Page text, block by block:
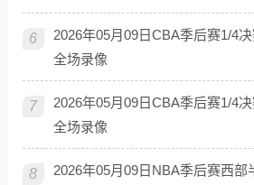
6
2026年05月09日CBA季后赛1/4
全场录像
7
2026年05月09日CBA季后赛1/4
全场录像
8
2026年05月09日NBA季后赛西部